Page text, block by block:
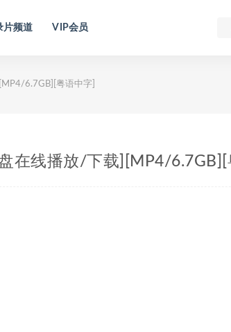
片频道 VIP会员
6.7GB][粤语中字]
在线播放/下载][MP4/6.7GB][